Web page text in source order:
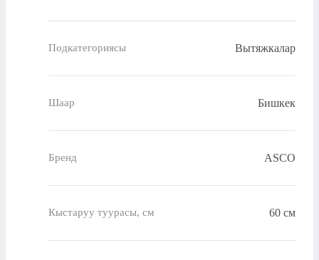
Подкатегориясы Вытяжкалар
Шаар Бишкек
Бренд ASCO
Кыстаруу туурасы, см 60 см